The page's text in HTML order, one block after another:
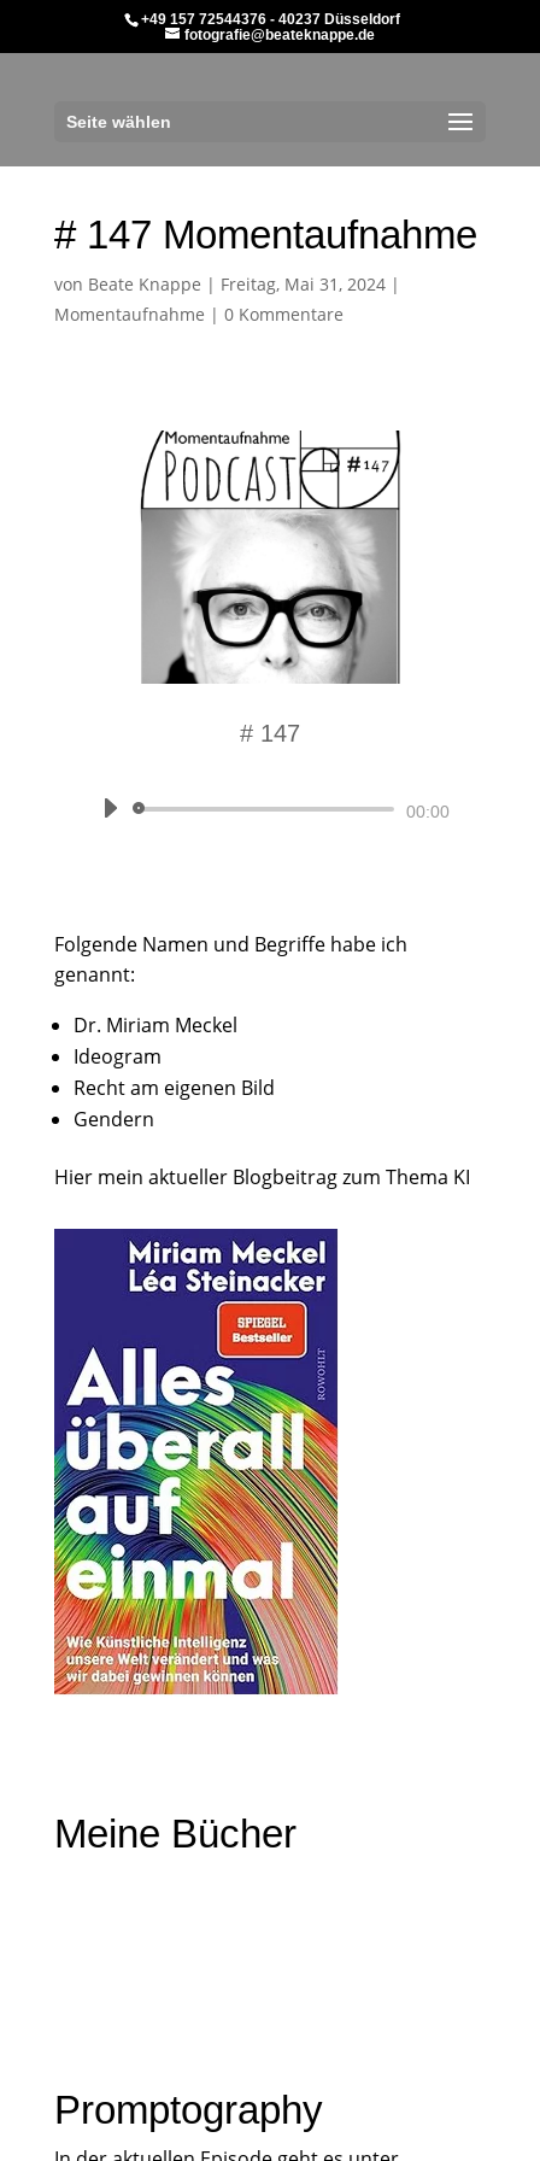
+49 157 72544376 - 40237 Düsseldorf
fotografie@beateknappe.de
Seite wählen
# 147 Momentaufnahme
von Beate Knappe | Freitag, Mai 31, 2024|
Momentaufnahme | 0 Kommentare
# 147
Audio-
00:00
Folgende Namen und Begriffe habe ich
genannt:
Dr. Miriam Meckel
Ideogram
Recht am eigenen Bild
Gendern
Hier mein aktueller Blogbeitrag zum Thema KI
Meine Bücher
Promptography